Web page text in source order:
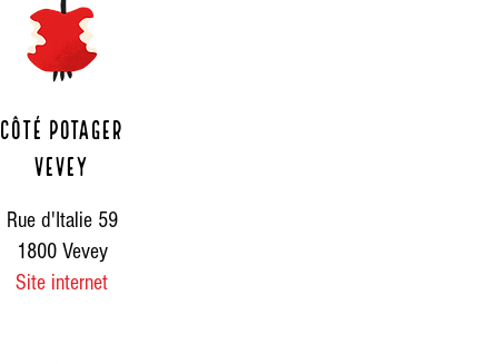
Côté potager
Vevey
Rue d'Italie 59
1800 Vevey
Site internet